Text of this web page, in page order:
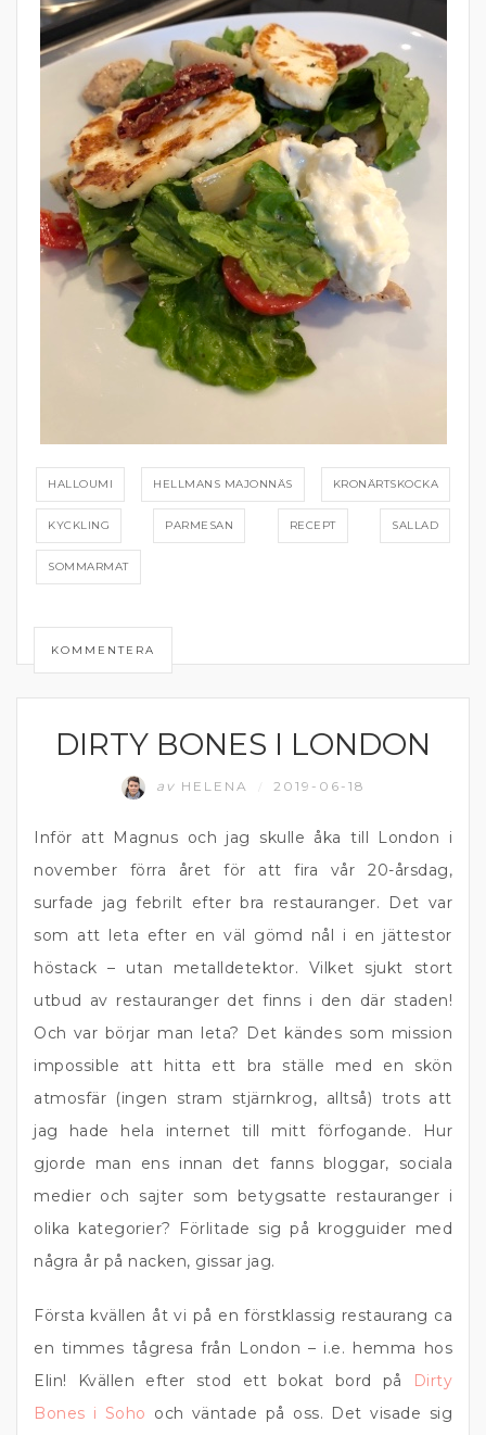
HALLOUMI HELLMANS MAJONNÄS KRONÄRTSKOCKA
KYCKLING PARMESAN RECEPT SALLAD
SOMMARMAT
KOMMENTERA
ENGLAND
DIRTY BONES I LONDON
av HELENA 2019-06-18
Inför att Magnus och jag skulle åka till London i
november förra året för att fira vår 20-årsdag,
surfade jag febrilt efter bra restauranger. Det var
som att leta efter en väl gömd nål i en jättestor
höstack – utan metalldetektor. Vilket sjukt stort
utbud av restauranger det finns i den där staden!
Och var börjar man leta? Det kändes som mission
impossible att hitta ett bra ställe med en skön
atmosfär (ingen stram stjärnkrog, alltså) trots att
jag hade hela internet till mitt förfogande. Hur
gjorde man ens innan det fanns bloggar, sociala
medier och sajter som betygsatte restauranger i
olika kategorier? Förlitade sig på krogguider med
några år på nacken, gissar jag.
Första kvällen åt vi på en förstklassig restaurang ca
en timmes tågresa från London – i.e. hemma hos
Elin! Kvällen efter stod ett bokat bord på
Dirty
Bones i Soho och väntade på oss. Det visade sig